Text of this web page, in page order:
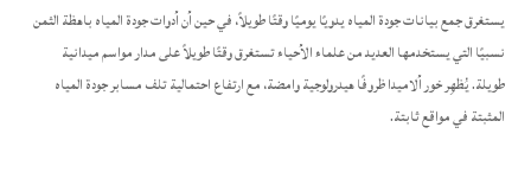
يستغرق جمع بيانات جودة المياه يدويًا يوميًا وقتًا طويلاً، في حين أن أدوات جودة المياه باهظة الثمن
نسبيًا التي يستخدمها العديد من علماء الأحياء تستغرق وقتًا طويلاً على مدار مواسم ميدانية
طويلة. يُظهِر خور ألاميدا ظروفًا هيدرولوجية وامضة، مع ارتفاع احتمالية تلف مسابر جودة المياه
المثبتة في مواقع ثابتة.